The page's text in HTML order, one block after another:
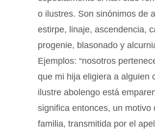
o ilustres. Son sinónimos de
estirpe, linaje, ascendencia,
progenie, blasonado y
Ejemplos: “nosotros
que mi hija eligiera a alguien
ilustre abolengo está
significa entonces, un
familia, transmitida por el